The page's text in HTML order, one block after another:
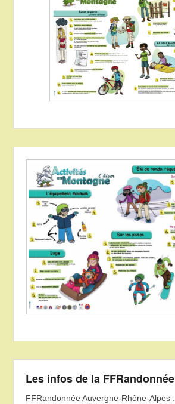
Les infos de la FFRandonnée
FFRandonnée Auvergne-Rhône-Alpes :